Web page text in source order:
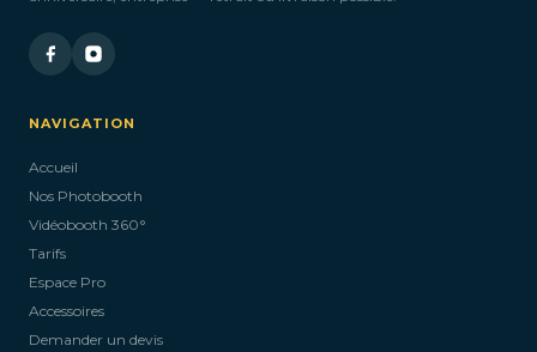
NAVIGATION
Accueil
Nos Photobooth
Vidéobooth 360°
Tarifs
Espace Pro
Accessoires
Demander un devis